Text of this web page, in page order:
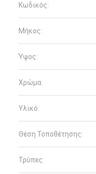
Κωδικός:
Μήκος:
Ύψος:
Χρώμα:
Υλικό:
Θέση Τοποθέτησης:
Τρύπες: